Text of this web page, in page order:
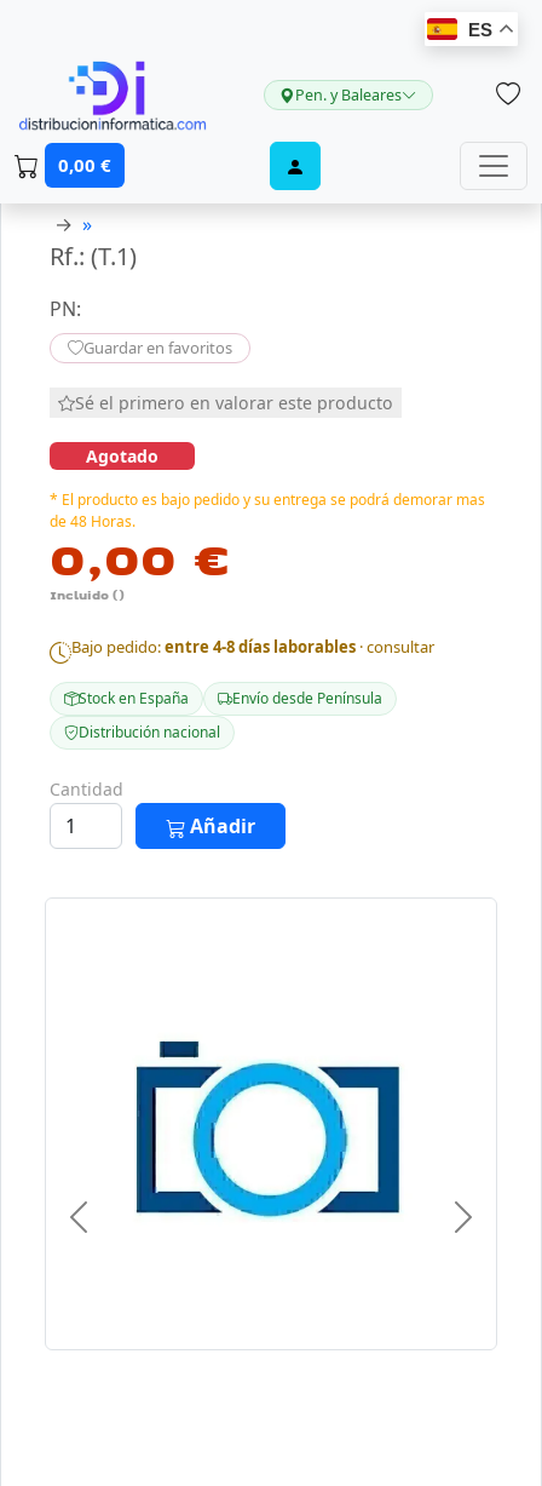
ES
Pen. y Baleares
0,00 €
→ »
Rf.: (T.1)
PN:
Guardar en favoritos
Sé el primero en valorar este producto
Agotado
* El producto es bajo pedido y su entrega se podrá demorar mas
de 48 Horas.
0,00 €
Incluido ()
Bajo pedido:entre 4-8 días laborables · consultar
Stock en España
Envío desde Península
Distribución nacional
Cantidad
Añadir
Previous Next